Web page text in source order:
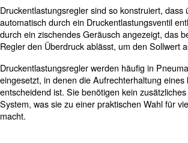
Ein Kompressor-Druckregler sorgt
verschiedene Anwendungen sicher
Druckregelung trägt der Druckregler
Überdruck zu verhindern, der
Sicherheitsrisiken verursachen kann.
Arten von